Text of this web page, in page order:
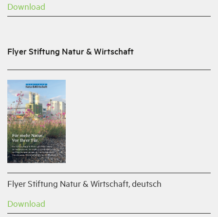
Download
Flyer Stiftung Natur & Wirtschaft
Flyer Stiftung Natur & Wirtschaft, deutsch
Download